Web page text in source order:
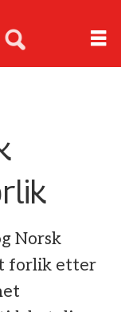
Norsk
forlik etter